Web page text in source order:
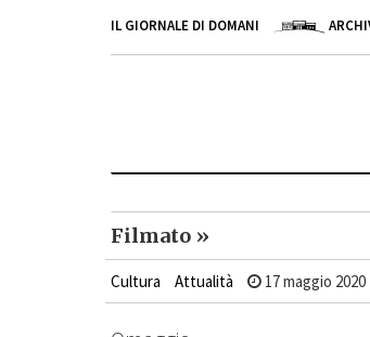
IL GIORNALE DI DOMANI
Filmato »
Cultura Attualità 17 maggio 2020